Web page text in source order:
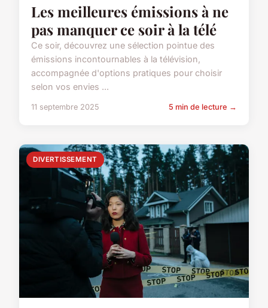
Les meilleures émissions à ne
pas manquer ce soir à la télé
Ce soir, découvrez une sélection pointue des
émissions incontournables à la télévision,
accompagnée d'options pratiques pour choisir
selon vos envies ...
11 septembre 2025 5 min de lecture →
DIVERTISSEMENT